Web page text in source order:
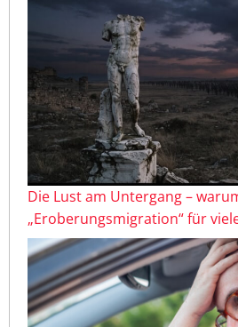
Die Lust am Untergang –
„Eroberungsmigration“ für